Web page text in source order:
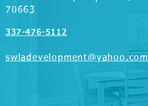
70663
337-476-5112
swladevelopment@yahoo.com